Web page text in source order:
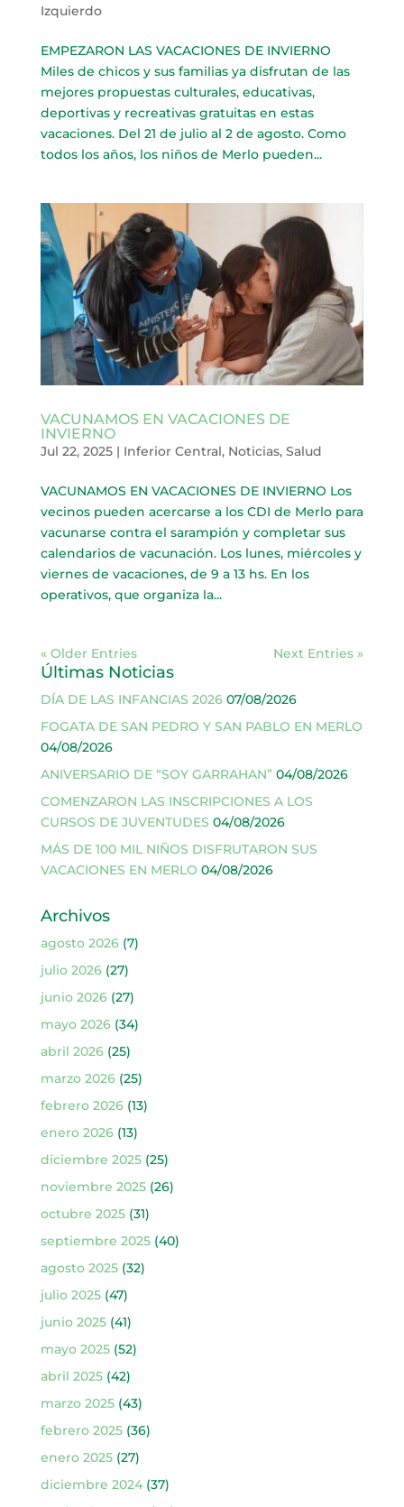
Izquierdo
EMPEZARON LAS VACACIONES DE INVIERNO
Miles de chicos y sus familias ya disfrutan de las
mejores propuestas culturales, educativas,
deportivas y recreativas gratuitas en estas
vacaciones. Del 21 de julio al 2 de agosto. Como
todos los años, los niños de Merlo pueden...
VACUNAMOS EN VACACIONES DE
INVIERNO
Jul 22, 2025| Inferior Central, Noticias, Salud
VACUNAMOS EN VACACIONES DE INVIERNO Los
vecinos pueden acercarse a los CDI de Merlo para
vacunarse contra el sarampión y completar sus
calendarios de vacunación. Los lunes, miércoles y
viernes de vacaciones, de 9 a 13 hs. En los
operativos, que organiza la...
« Older Entries Next Entries »
Últimas Noticias
DÍA DE LAS INFANCIAS 2026 07/08/2026
FOGATA DE SAN PEDRO Y SAN PABLO EN MERLO
04/08/2026
ANIVERSARIO DE “SOY GARRAHAN” 04/08/2026
COMENZARON LAS INSCRIPCIONES A LOS
CURSOS DE JUVENTUDES 04/08/2026
MÁS DE 100 MIL NIÑOS DISFRUTARON SUS
VACACIONES EN MERLO 04/08/2026
Archivos
agosto 2026(7)
julio 2026(27)
junio 2026(27)
mayo 2026(34)
abril 2026(25)
marzo 2026(25)
febrero 2026(13)
enero 2026(13)
diciembre 2025(25)
noviembre 2025(26)
octubre 2025(31)
septiembre 2025(40)
agosto 2025(32)
julio 2025(47)
junio 2025(41)
mayo 2025(52)
abril 2025(42)
marzo 2025(43)
febrero 2025(36)
enero 2025(27)
diciembre 2024(37)